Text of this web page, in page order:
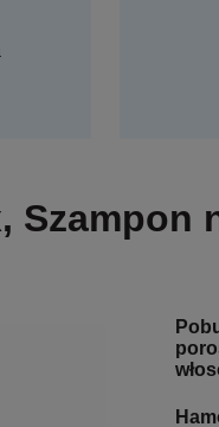
Szampon